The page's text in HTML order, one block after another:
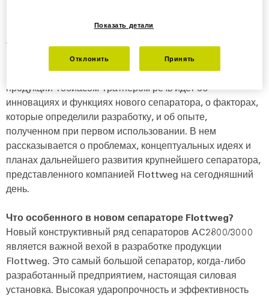
Новый сепаратор Flottweg объединяет в себе
технологии, эффективность и инженерное искусство в
мощной машине, предназначенной для промышленного
разделения. В следующем интервью с менеджером по
продукции Тобиасом Тратнером речь идет об
инновациях и функциях нового сепаратора, о факторах,
которые определили разработку, и об опыте,
полученном при первом использовании. В нем
рассказывается о проблемах, концептуальных идеях и
планах дальнейшего развития крупнейшего сепаратора,
представленного компанией Flottweg на сегодняшний
день.
Что особенного в новом сепараторе Flottweg?
Новый конструктивный ряд сепараторов AC2800/3000
является важной вехой в разработке продукции
Flottweg. Это самый большой сепаратор, когда-либо
разработанный предприятием, настоящая силовая
установка. Высокая ударопрочность и эффективность
Показать детали
Отклонить Принять